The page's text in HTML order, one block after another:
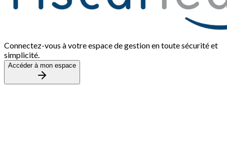
Connectez-vous à votre espace de gestion en toute sécurité et
simplicité.
Accéder à mon espace